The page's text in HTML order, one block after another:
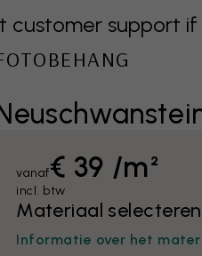
support if
vanaf€ 39 /m²
incl. btw
Materiaal selecteren
Informatie over het